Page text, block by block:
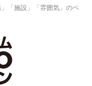
「施設」「雰囲気」のベ